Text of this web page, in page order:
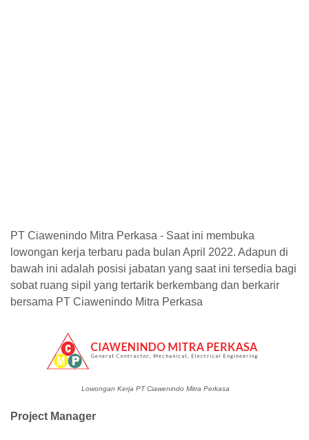
PT Ciawenindo Mitra Perkasa - Saat ini membuka
lowongan kerja terbaru pada bulan April 2022. Adapun di
bawah ini adalah posisi jabatan yang saat ini tersedia bagi
sobat ruang sipil yang tertarik berkembang dan berkarir
bersama PT Ciawenindo Mitra Perkasa
Lowongan Kerja PT Ciawenindo Mitra Perkasa
Project Manager